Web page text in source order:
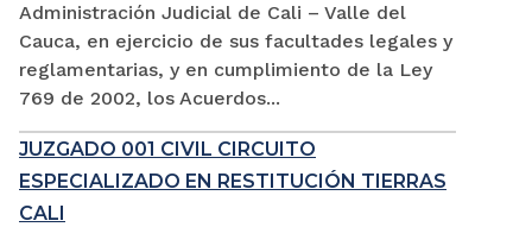
Administración Judicial de Cali – Valle del
Cauca, en ejercicio de sus facultades legales y
reglamentarias, y en cumplimiento de la Ley
769 de 2002, los Acuerdos...
JUZGADO 001 CIVIL CIRCUITO
ESPECIALIZADO EN RESTITUCIÓN TIERRAS
CALI